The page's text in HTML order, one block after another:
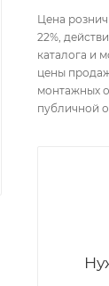
Цена
22%,
каталога и
цены
монтажных
публичной